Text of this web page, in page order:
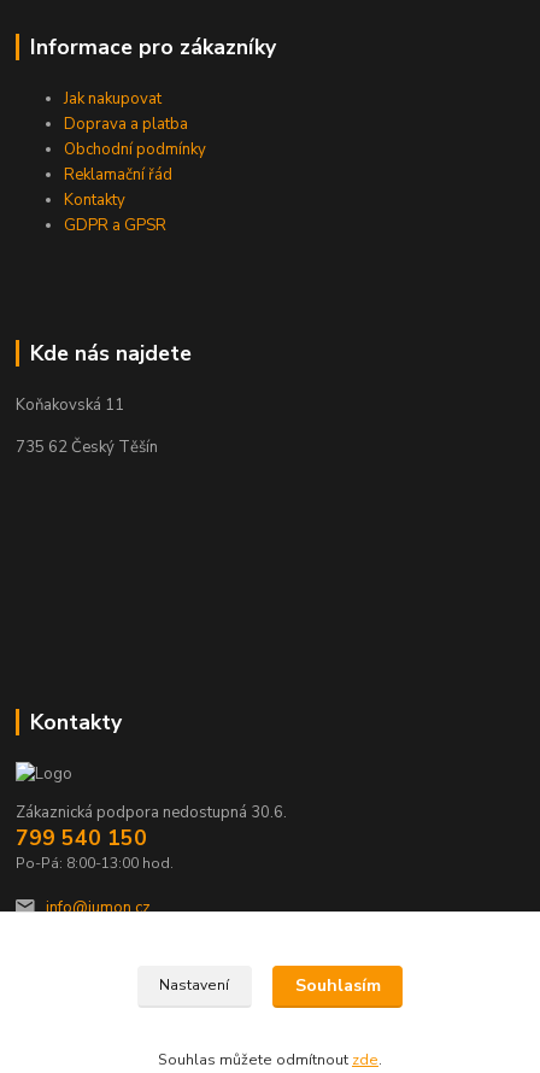
Informace pro zákazníky
Jak nakupovat
Doprava a platba
Obchodní podmínky
Reklamační řád
Kontakty
GDPR a GPSR
Kde nás najdete
Koňakovská 11
735 62 Český Těšín
Kontakty
Zákaznická podpora nedostupná 30.6.
799 540 150
Po-Pá: 8:00-13:00 hod.
info@jumon.cz
Nastavení Souhlasím
Souhlas můžete odmítnout zde.